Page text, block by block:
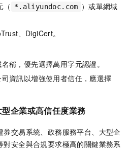
（ *.aliyundoc.com ）或單網域
、DigiCert。
稱，優先選擇萬用字元認證。
資訊以增強使用者信任，應選擇
企業或高信任度業務
券交易系統、政務服務平台、大型企
對安全與合規要求極高的關鍵業務系